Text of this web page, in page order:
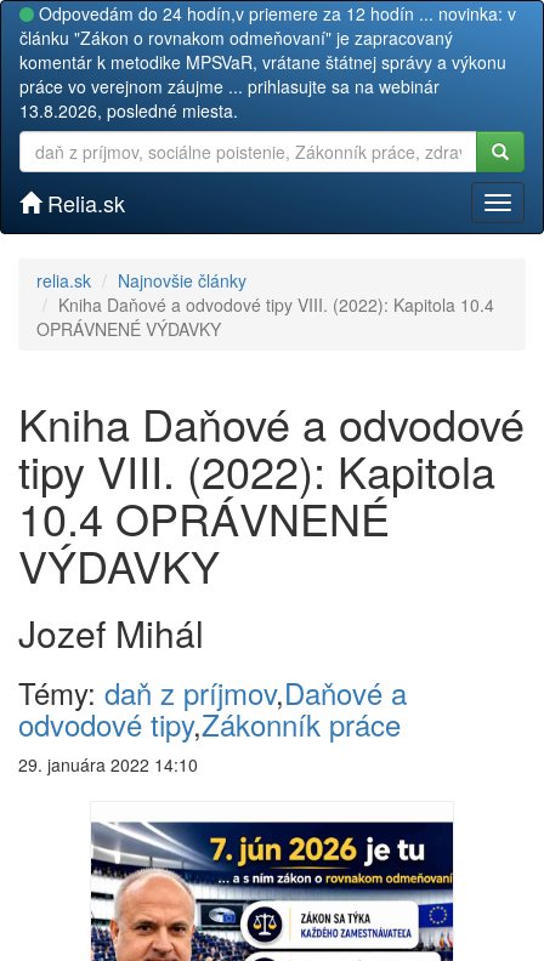
Odpovedám do 24 hodín,v priemere za 12 hodín ... novinka: v
článku "Zákon o rovnakom odmeňovaní" je zapracovaný
komentár k metodike MPSVaR, vrátane štátnej správy a výkonu
práce vo verejnom záujme ... prihlasujte sa na webinár
13.8.2026, posledné miesta.
Relia.sk
relia.sk
Najnovšie články
Kniha Daňové a odvodové tipy VIII. (2022): Kapitola 10.4
OPRÁVNENÉ VÝDAVKY
Kniha Daňové a odvodové
tipy VIII. (2022): Kapitola
10.4 OPRÁVNENÉ
VÝDAVKY
Jozef Mihál
Témy: daň z príjmov,Daňové a
odvodové tipy,Zákonník práce
29. januára 2022 14:10